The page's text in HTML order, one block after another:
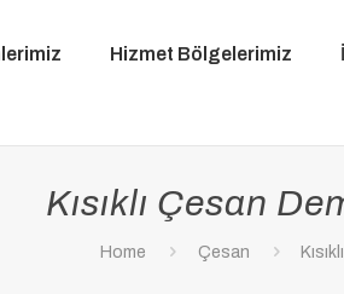
Hizmet Bölgelerimiz
Kısıklı Çesan
Home Çesan